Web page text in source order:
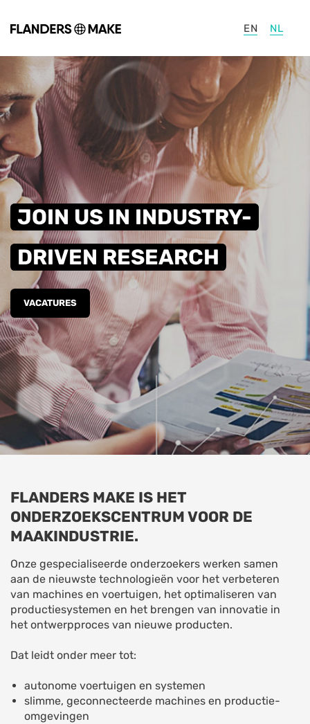
EN NL
JOIN US IN INDUSTRY-
DRIVEN RESEARCH
VACATURES
FLANDERS MAKE IS HET
ONDERZOEKSCENTRUM VOOR DE
MAAKINDUSTRIE.
Onze gespecialiseerde onderzoekers werken samen
aan de nieuwste technologieën voor het verbeteren
van machines en voertuigen, het optimaliseren van
productiesystemen en het brengen van innovatie in
het ontwerpproces van nieuwe producten.
Dat leidt onder meer tot:
autonome voertuigen en systemen
slimme, geconnecteerde machines en productie-
omgevingen